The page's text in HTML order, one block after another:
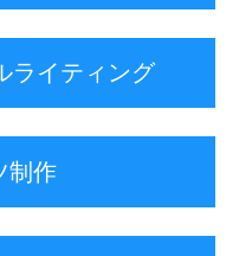
ライティング
制作